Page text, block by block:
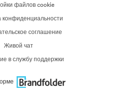
файлов cookie
конфиденциальности
соглашение
Живой чат
в службу поддержки